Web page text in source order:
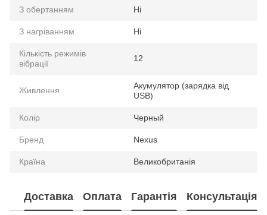
З обертанням Ні
З нагріванням Ні
Кількість режимів
вібрації
12
Живлення
Акумулятор (зарядка від
USB)
Колір Черный
Бренд Nexus
Країна Великобританія
Доставка Оплата Гарантія Консультація